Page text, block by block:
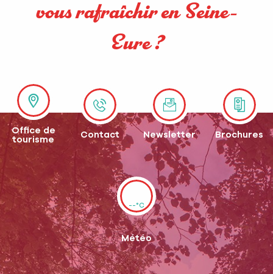
vous rafraîchir en Seine-
Eure ?
Office de
tourisme
Contact Newsletter Brochures
--°C
Météo